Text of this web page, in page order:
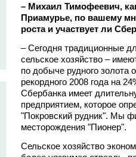
– Михаил Тимофеевич,
Приамурье, по вашему
роста и участвует ли
– Сегодня традиционные
сельское хозяйство –
по добыче рудного золота
рекордного 2008 года на
Сбербанка имеет
предприятием, которое
"Покровский рудник". Мы
месторождения "Пионер".
Сельское хозяйство